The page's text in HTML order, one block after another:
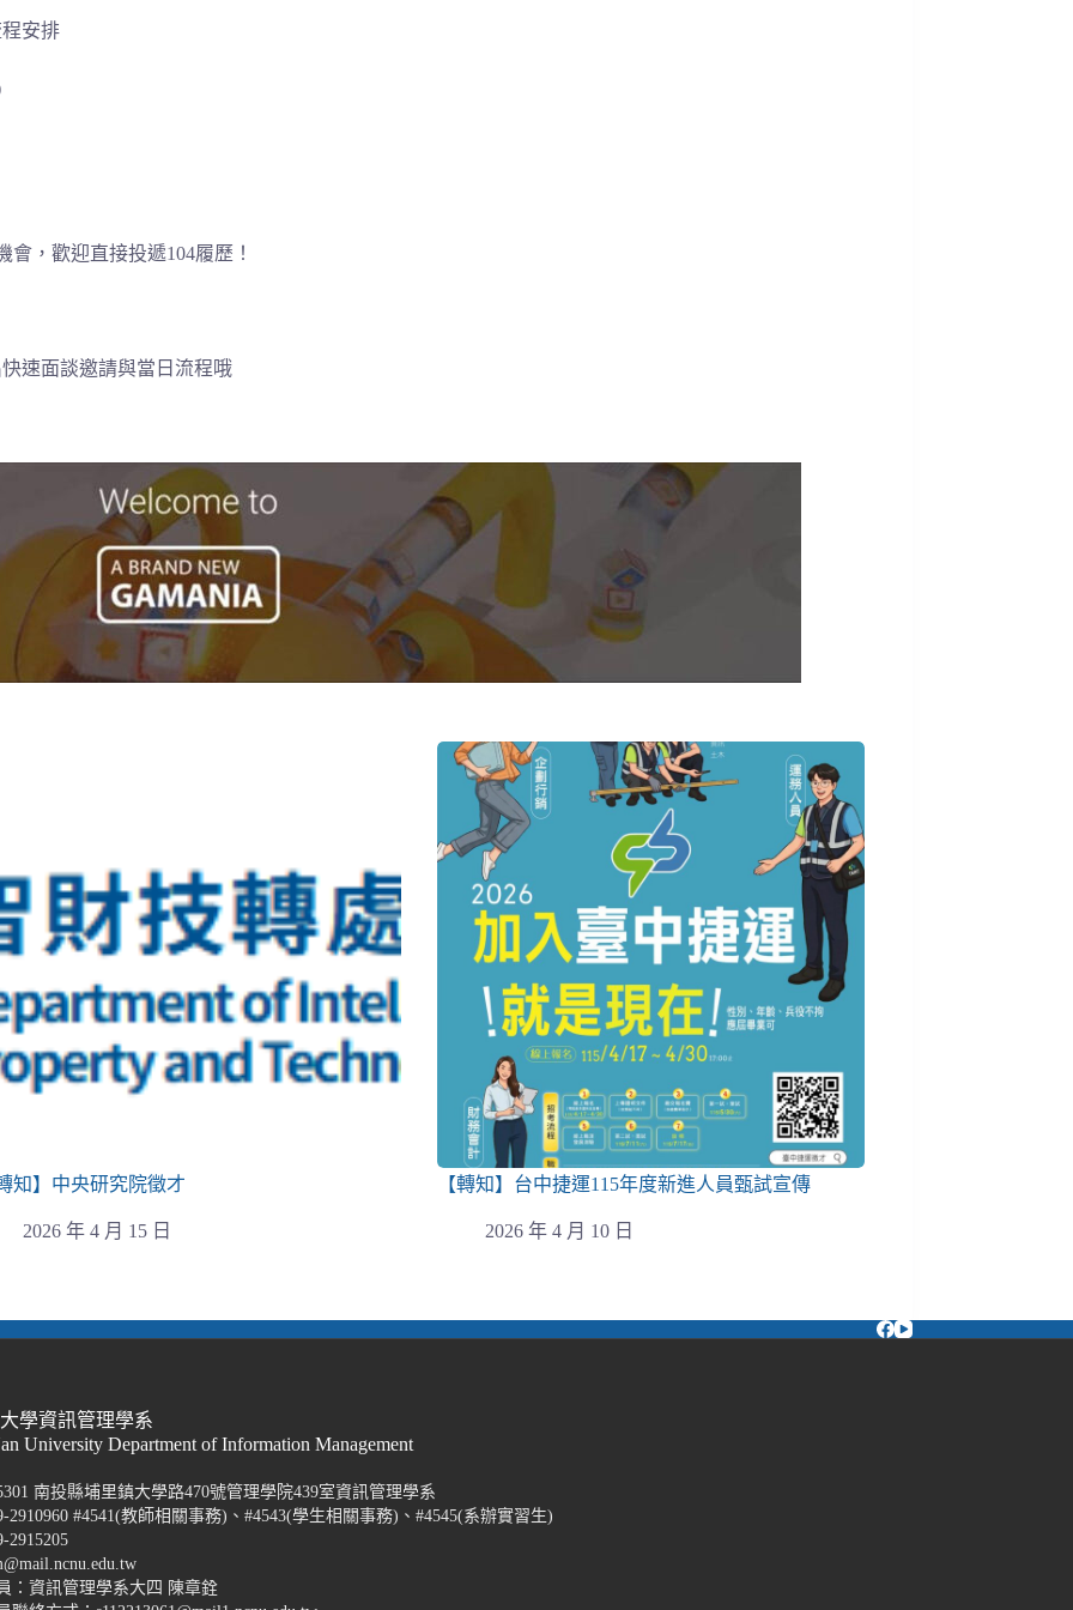
安排
，歡迎直接投遞104履歷！
速面談邀請與當日流程哦
知】中央研究院徵才
2026 年 4 月 15 日
【轉知】台中捷運115年度新進人員甄試宣傳
2026 年 4 月 10 日
學資訊管理學系
University Department of Information Management
南投縣埔里鎮大學路470號管理學院439室資訊管理學系
2910960 #4541(教師相關事務)、#4543(學生相關事務)、#4545(系辦實習生)
2915205
：資訊管理學系大四 陳章銓